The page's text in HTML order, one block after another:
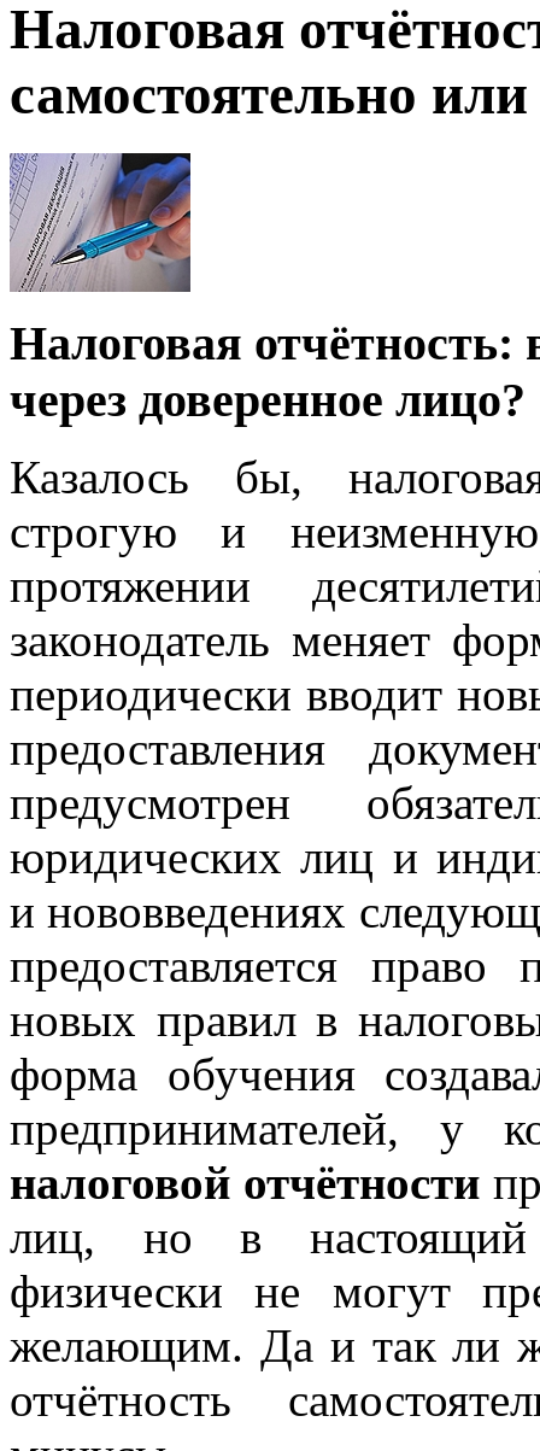
Налоговая
самостоятельно
Налоговая отчётность:
через доверенное лицо?
Казалось бы,
строгую и
протяжении
законодатель меняет
периодически вводит
предоставления
предусмотрен
юридических лиц и
и нововведениях
предоставляется право
новых правил в
форма обучения
предпринимателей, у
налоговой отчётности
лиц, но в настоящий
физически не могут
желающим. Да и так ли
отчётность